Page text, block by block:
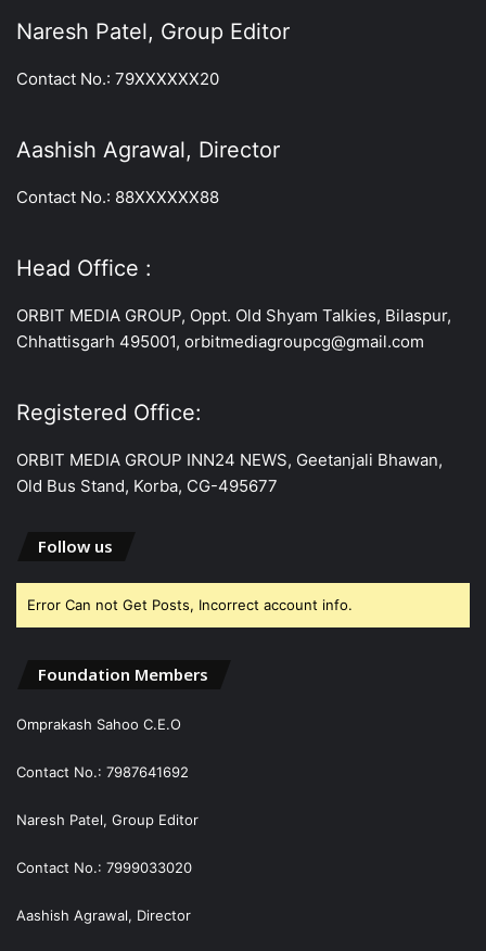
Naresh Patel, Group Editor
Contact No.: 79XXXXXX20
Aashish Agrawal, Director
Contact No.: 88XXXXXX88
Head Office :
ORBIT MEDIA GROUP, Oppt. Old Shyam Talkies, Bilaspur,
Chhattisgarh 495001, orbitmediagroupcg@gmail.com
Registered Office:
ORBIT MEDIA GROUP INN24 NEWS, Geetanjali Bhawan,
Old Bus Stand, Korba, CG-495677
Follow us
Error Can not Get Posts, Incorrect account info.
Foundation Members
Omprakash Sahoo C.E.O
Contact No.: 7987641692
Naresh Patel, Group Editor
Contact No.: 7999033020
Aashish Agrawal, Director